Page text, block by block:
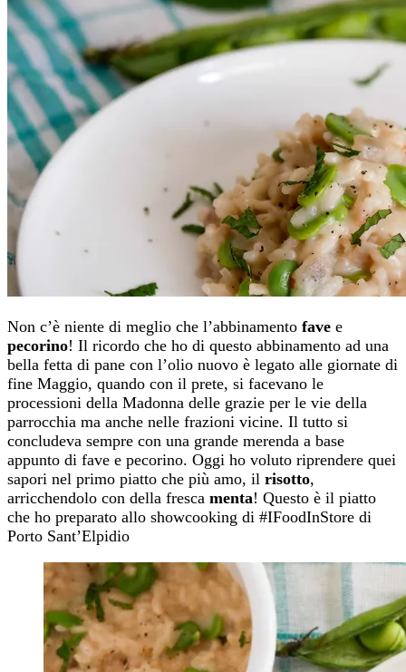
Non c’è niente di meglio che l’abbinamento fave e
pecorino! Il ricordo che ho di questo abbinamento ad una
bella fetta di pane con l’olio nuovo è legato alle giornate di
fine Maggio, quando con il prete, si facevano le
processioni della Madonna delle grazie per le vie della
parrocchia ma anche nelle frazioni vicine. Il tutto si
concludeva sempre con una grande merenda a base
appunto di fave e pecorino. Oggi ho voluto riprendere quei
sapori nel primo piatto che più amo, il risotto,
arricchendolo con della fresca menta! Questo è il piatto
che ho preparato allo showcooking di #IFoodInStore di
Porto Sant’Elpidio